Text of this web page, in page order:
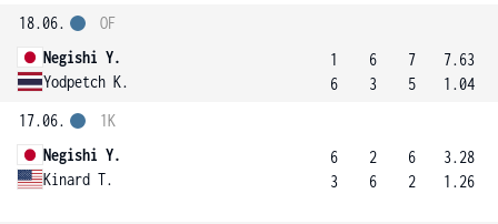
18.06.
Negishi Y.
Yodpetch K.
OF
1
6
6
3
7
5
7.63
1.04
17.06.
Negishi Y.
Kinard T.
1K
6
3
2
6
6
2
3.28
1.26